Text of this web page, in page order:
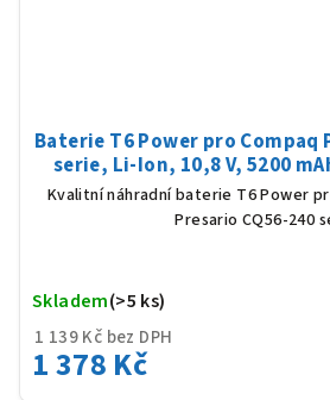
Baterie T6 Power pro Compaq
serie, Li-Ion, 10,8 V, 5200
Kvalitní náhradní baterie T6 Power
Presario CQ56-240
1 139 Kč bez DPH
1 378 Kč
Skladem(>5 ks)